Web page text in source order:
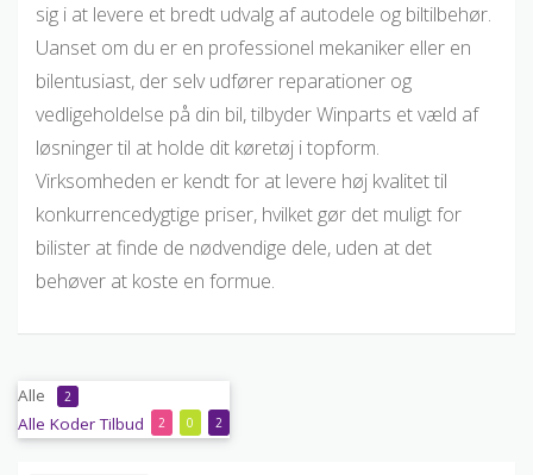
sig i at levere et bredt udvalg af autodele og biltilbehør.
Uanset om du er en professionel mekaniker eller en
bilentusiast, der selv udfører reparationer og
vedligeholdelse på din bil, tilbyder Winparts et væld af
løsninger til at holde dit køretøj i topform.
Virksomheden er kendt for at levere høj kvalitet til
konkurrencedygtige priser, hvilket gør det muligt for
bilister at finde de nødvendige dele, uden at det
behøver at koste en formue.
Alle 2
Alle 2
Koder 0
Tilbud 2